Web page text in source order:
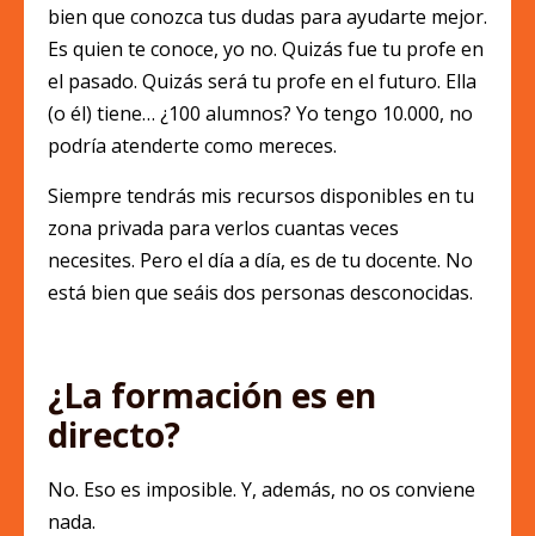
bien que conozca tus dudas para ayudarte mejor.
Es quien te conoce, yo no. Quizás fue tu profe en
el pasado. Quizás será tu profe en el futuro. Ella
(o él) tiene… ¿100 alumnos? Yo tengo 10.000, no
podría atenderte como mereces.
Siempre tendrás mis recursos disponibles en tu
zona privada para verlos cuantas veces
necesites. Pero el día a día, es de tu docente. No
está bien que seáis dos personas desconocidas.
¿La formación es en
directo?
No. Eso es imposible. Y, además, no os conviene
nada.